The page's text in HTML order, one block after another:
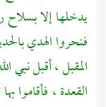
يدخلها إلا
فنحروا الهدي
المقبل ، أقبل نبي
القعدة ، فأقاموا